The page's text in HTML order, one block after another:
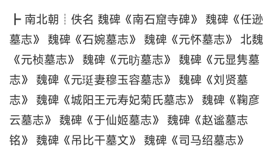
┣ 南北朝┊佚名 魏碑《南石窟寺碑》 魏碑《任逊
墓志》 魏碑《石婉墓志》 魏碑《元怀墓志》 北魏
《元桢墓志》 魏碑《元昉墓志》 魏碑《元显隽墓
志》 魏碑《元珽妻穆玉容墓志》 魏碑《刘贤墓
志》 魏碑《城阳王元寿妃菊氏墓志》 魏碑《鞠彦
云墓志》 魏碑《于仙姬墓志》 魏碑《赵谧墓志
铭》 魏碑《吊比干墓文》 魏碑《司马绍墓志》